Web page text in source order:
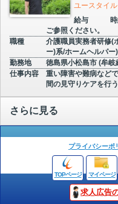
ユースタイ
給与
ご参照ください。
職種
介護職員実務者研修(
ー)系/ホームヘルパー)
勤務地
徳島県小松島市 (牟岐
仕事内容
重い障害や難病など
間の見守りケアを行
さらに見る
プライバシーポ
TOPページ マイページ
求人広告